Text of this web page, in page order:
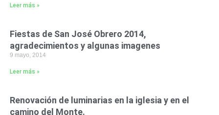
Leer más »
Fiestas de San José Obrero 2014,
agradecimientos y algunas imagenes
9 mayo, 2014
Leer más »
Renovación de luminarias en la iglesia y en el
camino del Monte.